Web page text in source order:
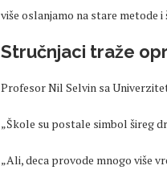
više oslanjamo na stare metode i
Stručnjaci traže
Profesor Nil Selvin sa
„Škole su postale simbol šireg
„Ali, deca provode mnogo više